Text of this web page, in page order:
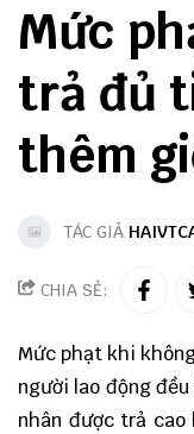
Mức
trả đủ
thêm
TÁC GIẢ
CHIA SẺ:
Mức phạt khi
người lao động
nhân được trả cao